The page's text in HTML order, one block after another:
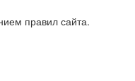
правил сайта.